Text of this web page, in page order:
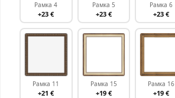
Рамка 4
+23 €
Рамка 5
+23 €
Рамка 6
+23 €
Рамка 11
+21 €
Рамка 15
+19 €
Рамка 16
+19 €